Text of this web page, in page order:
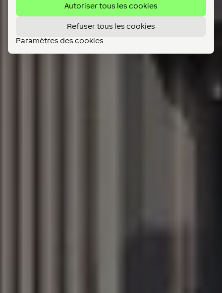
Autoriser tous les cookies
Refuser tous les cookies
Paramètres des cookies